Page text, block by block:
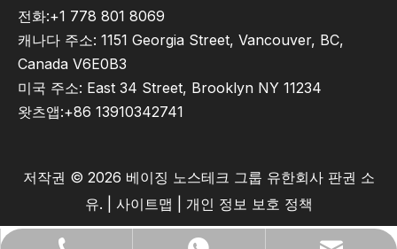
전화:+1 778 801 8069
캐나다 주소: 1151 Georgia Street, Vancouver, BC,
Canada V6E0B3
미국 주소: East 34 Street, Brooklyn NY 11234
왓츠앱:+86 13910342741
저작권 © 2026 베이징 노스테크 그룹 유한회사 판권 소
유. | 사이트맵 개인 정보 보호 정책